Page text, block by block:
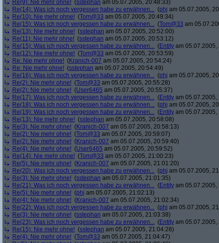
Re(9): Nie mehr ohne! (sstephan am 05.07.2005, 20:48:33)
Re(14): Was ich noch vergessen habe zu erwähnen... (phj am 05.07.2005,
Re(10): Nie mehr ohne! (Tom@33 am 05.07.2005, 20:49:34)
Re(15): Was ich noch vergessen habe zu erwähnen... (Tom@33 am
Re(13): Nie mehr ohne! (sstephan am 05.07.2005, 20:52:00)
Re(11): Nie mehr ohne! (sstephan am 05.07.2005, 20:53:12)
Re(15): Was ich noch vergessen habe zu erwähnen... (Entity am 05.07.2005,
Re(12): Nie mehr ohne! (Tom@33 am 05.07.2005, 20:53:59)
Re: Nie mehr ohne! (Kranich-007 am 05.07.2005, 20:54:24)
Re: Nie mehr ohne! (sstephan am 05.07.2005, 20:54:49)
Re(16): Was ich noch vergessen habe zu erwähnen... (phj am 05.07.2005,
Re(2): Nie mehr ohne! (Tom@33 am 05.07.2005, 20:55:28)
Re(2): Nie mehr ohne! (User6465 am 05.07.2005, 20:55:37)
Re(17): Was ich noch vergessen habe zu erwähnen... (Entity am 05.07.2005,
Re(18): Was ich noch vergessen habe zu erwähnen... (phj am 05.07.2005,
Re(19): Was ich noch vergessen habe zu erwähnen... (Entity am 05.07.2005,
Re(13): Nie mehr ohne! (sstephan am 05.07.2005, 20:58:08)
Re(3): Nie mehr ohne! (Kranich-007 am 05.07.2005, 20:58:13)
Re(2): Nie mehr ohne! (Tom@33 am 05.07.2005, 20:59:07)
Re(2): Nie mehr ohne! (Kranich-007 am 05.07.2005, 20:59:40)
Re(4): Nie mehr ohne! (User6465 am 05.07.2005, 20:59:52)
Re(14): Nie mehr ohne! (Tom@33 am 05.07.2005, 21:00:23)
Re(5): Nie mehr ohne! (Kranich-007 am 05.07.2005, 21:01:20)
Re(20): Was ich noch vergessen habe zu erwähnen... (phj am 05.07.2005,
Re(3): Nie mehr ohne! (sstephan am 05.07.2005, 21:01:35)
Re(21): Was ich noch vergessen habe zu erwähnen... (Entity am 05.07.2005,
Re(5): Nie mehr ohne! (phj am 05.07.2005, 21:02:13)
Re(4): Nie mehr ohne! (Kranich-007 am 05.07.2005, 21:02:34)
Re(22): Was ich noch vergessen habe zu erwähnen... (phj am 05.07.2005,
Re(3): Nie mehr ohne! (sstephan am 05.07.2005, 21:03:38)
Re(23): Was ich noch vergessen habe zu erwähnen... (Entity am 05.07.2005,
Re(15): Nie mehr ohne! (sstephan am 05.07.2005, 21:04:28)
Re(4): Nie mehr ohne! (Tom@33 am 05.07.2005, 21:04:47)